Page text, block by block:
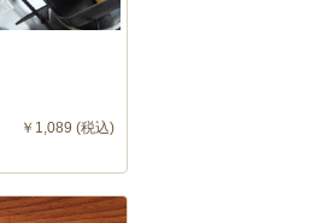
￥1,089 (税込)